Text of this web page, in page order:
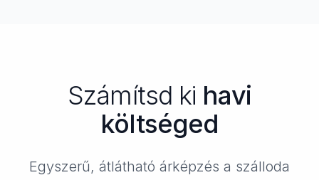
Számítsd ki havi
költséged
Egyszerű, átlátható árképzés a szálloda